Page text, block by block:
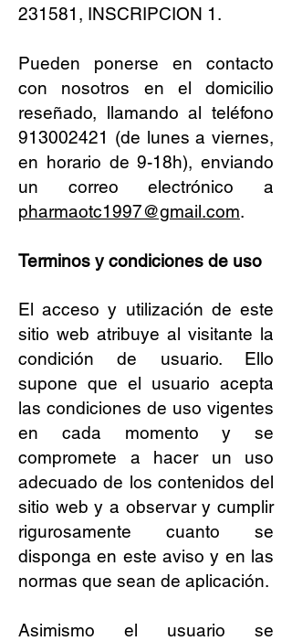
231581, INSCRIPCION 1.
Pueden ponerse en contacto
con nosotros en el domicilio
reseñado, llamando al teléfono
913002421 (de lunes a viernes,
en horario de 9-18h), enviando
un correo electrónico a
pharmaotc1997@gmail.com.
Terminos y condiciones de uso
El acceso y utilización de este
sitio web atribuye al visitante la
condición de usuario. Ello
supone que el usuario acepta
las condiciones de uso vigentes
en cada momento y se
compromete a hacer un uso
adecuado de los contenidos del
sitio web y a observar y cumplir
rigurosamente cuanto se
disponga en este aviso y en las
normas que sean de aplicación.
Asimismo el usuario se